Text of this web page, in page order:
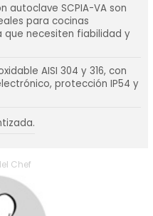
autoclave SCPIA-VA son
para cocinas
que necesiten fiabilidad y
AISI 304 y 316, con
protección IP54 y
Chef